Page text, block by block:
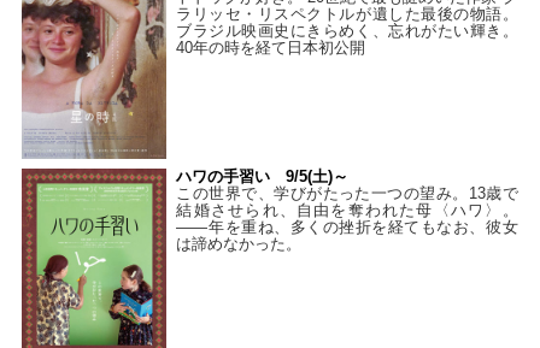
ラリッセ・リスペクトルが遺した最後の物語。
ブラジル映画史にきらめく、忘れがたい輝き。
40年の時を経て⽇本初公開
ハワの手習い 9/5(土)～
この世界で、学びがたった一つの望み。13歳で
結婚させられ、自由を奪われた母〈ハワ〉。
——年を重ね、多くの挫折を経てもなお、彼女
は諦めなかった。